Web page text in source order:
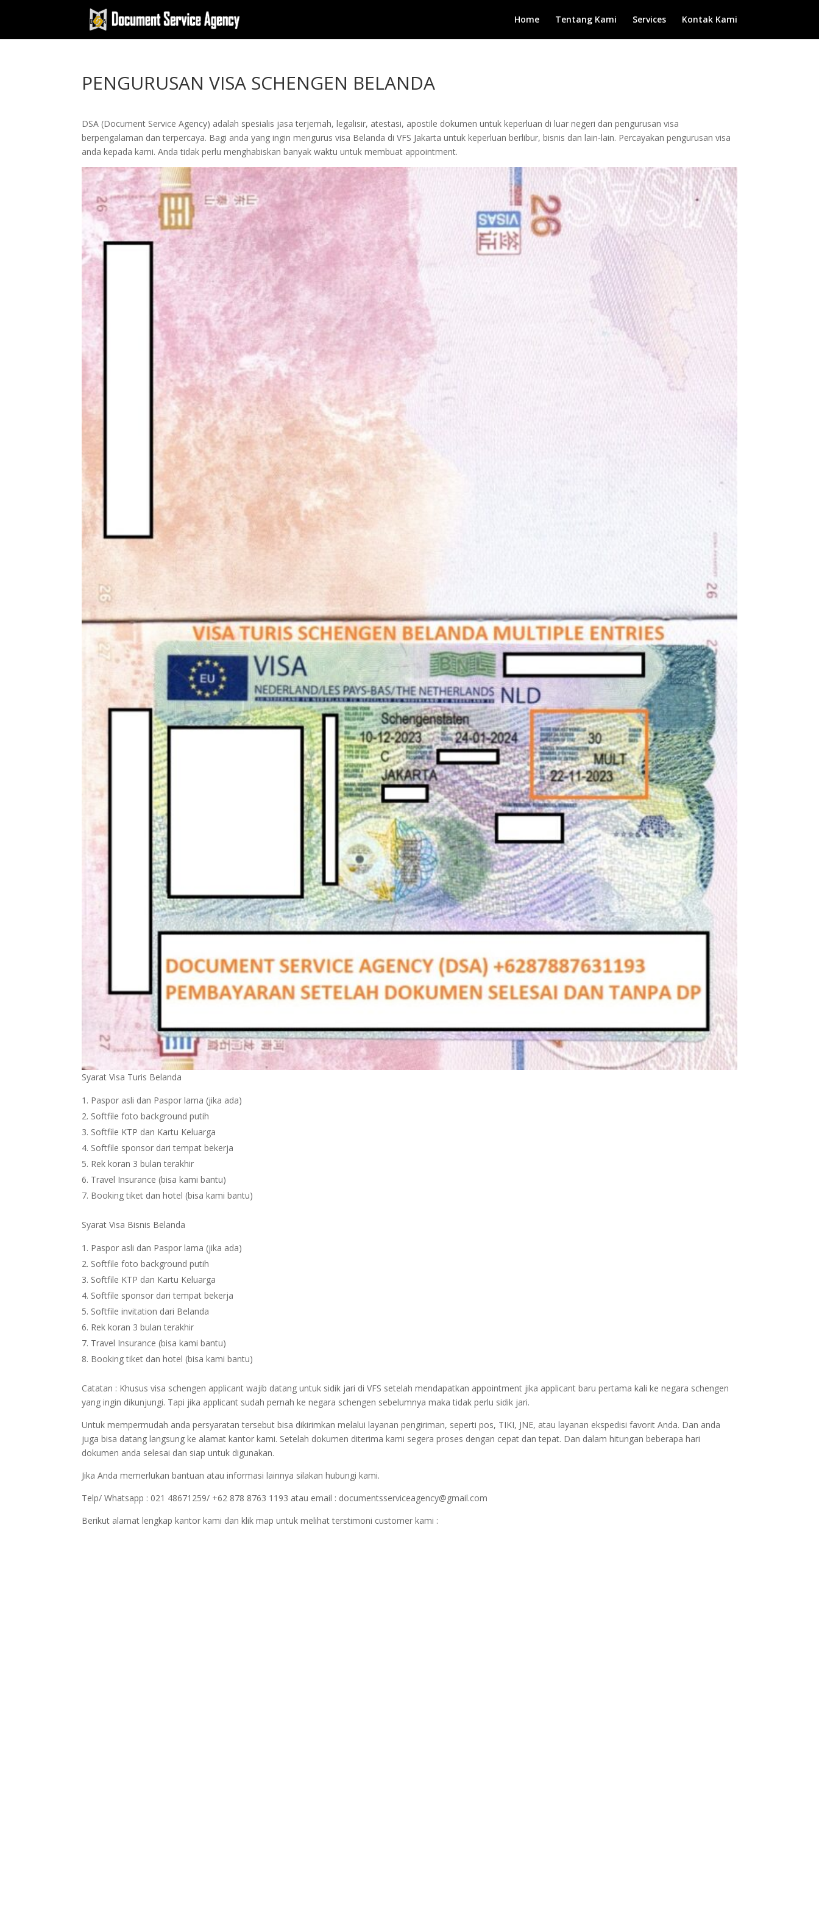
Home Tentang Kami Services Kontak Kami
PENGURUSAN VISA SCHENGEN BELANDA
DSA (Document Service Agency) adalah spesialis jasa terjemah, legalisir, atestasi, apostile dokumen untuk keperluan di luar negeri dan pengurusan visa
berpengalaman dan terpercaya. Bagi anda yang ingin mengurus visa Belanda di VFS Jakarta untuk keperluan berlibur, bisnis dan lain-lain. Percayakan pengurusan visa
anda kepada kami. Anda tidak perlu menghabiskan banyak waktu untuk membuat appointment.
Syarat Visa Turis Belanda
Paspor asli dan Paspor lama (jika ada)
Softfile foto background putih
Softfile KTP dan Kartu Keluarga
Softfile sponsor dari tempat bekerja
Rek koran 3 bulan terakhir
Travel Insurance (bisa kami bantu)
Booking tiket dan hotel (bisa kami bantu)
Syarat Visa Bisnis Belanda
Paspor asli dan Paspor lama (jika ada)
Softfile foto background putih
Softfile KTP dan Kartu Keluarga
Softfile sponsor dari tempat bekerja
Softfile invitation dari Belanda
Rek koran 3 bulan terakhir
Travel Insurance (bisa kami bantu)
Booking tiket dan hotel (bisa kami bantu)
Catatan : Khusus visa schengen applicant wajib datang untuk sidik jari di VFS setelah mendapatkan appointment jika applicant baru pertama kali ke negara schengen
yang ingin dikunjungi. Tapi jika applicant sudah pernah ke negara schengen sebelumnya maka tidak perlu sidik jari.
Untuk mempermudah anda persyaratan tersebut bisa dikirimkan melalui layanan pengiriman, seperti pos, TIKI, JNE, atau layanan ekspedisi favorit Anda. Dan anda
juga bisa datang langsung ke alamat kantor kami. Setelah dokumen diterima kami segera proses dengan cepat dan tepat. Dan dalam hitungan beberapa hari
dokumen anda selesai dan siap untuk digunakan.
Jika Anda memerlukan bantuan atau informasi lainnya silakan hubungi kami.
Telp/ Whatsapp : 021 48671259/ +62 878 8763 1193 atau email : documentsserviceagency@gmail.com
Berikut alamat lengkap kantor kami dan klik map untuk melihat terstimoni customer kami :